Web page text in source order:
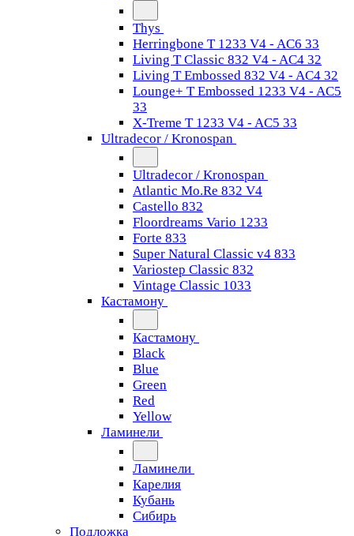
Thys
Herringbone T 1233 V4 - AC6 33
Living T Classic 832 V4 - AC4 32
Living T Embossed 832 V4 - AC4 32
Lounge+ T Embossed 1233 V4 - AC5
33
X-Treme T 1233 V4 - AC5 33
Ultradecor / Kronospan
Ultradecor / Kronospan
Atlantic Mo.Re 832 V4
Castello 832
Floordreams Vario 1233
Forte 833
Super Natural Classic v4 833
Variostep Classic 832
Vintage Classic 1033
Кастамону
Кастамону
Black
Blue
Green
Red
Yellow
Ламинели
Ламинели
Карелия
Кубань
Сибирь
Подложка